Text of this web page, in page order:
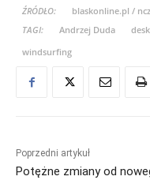
ŹRÓDŁO:
blaskonline.pl /
TAGI:
Andrzej Duda
windsurfing
Poprzedni artykuł
Potężne zmiany od